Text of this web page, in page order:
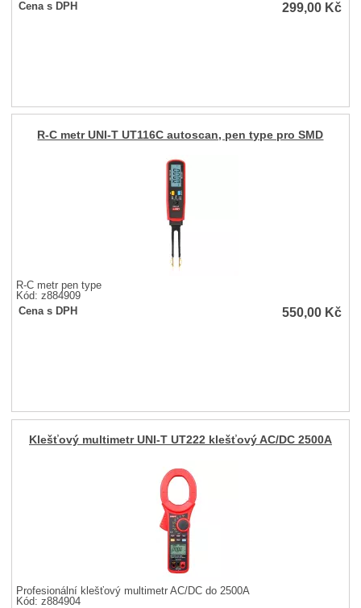
Cena s DPH 299,00 Kč
R-C metr UNI-T UT116C autoscan, pen type pro SMD
R-C metr pen type
Kód: z884909
Cena s DPH
550,00 Kč
Klešťový multimetr UNI-T UT222 klešťový AC/DC 2500A
Profesionální klešťový multimetr AC/DC do 2500A
Kód: z884904